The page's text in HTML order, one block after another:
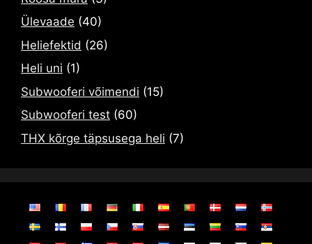
Ülevaade (40)
Heliefektid (26)
Heli uni (1)
Subwooferi võimendi (15)
Subwooferi test (60)
THX kõrge täpsusega heli (7)